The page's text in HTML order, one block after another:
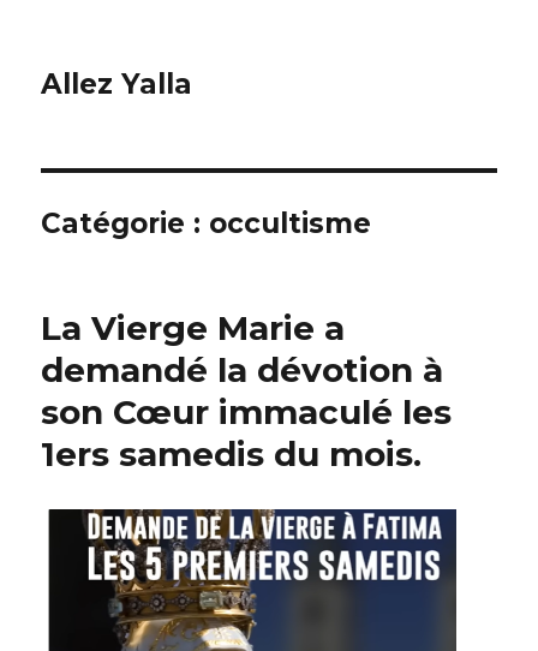
Allez Yalla
Catégorie : occultisme
La Vierge Marie a
demandé la dévotion à
son Cœur immaculé les
1ers samedis du mois.